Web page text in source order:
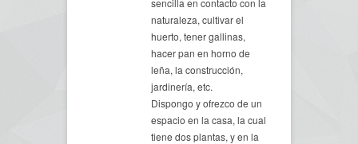
naturaleza, cultivar el
huerto, tener gallinas,
hacer pan en horno de
leña, la construcción,
jardinería, etc.
Dispongo y ofrezco de un
espacio en la casa, la cual
tiene dos plantas, y en la